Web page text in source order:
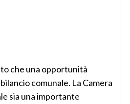
che una opportunità
comunale. La Camera
sia una importante